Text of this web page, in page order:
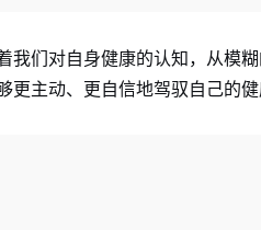
们对自身健康的认知，从模
主动、更自信地驾驭自己的